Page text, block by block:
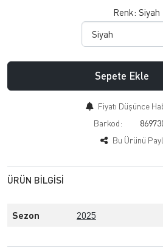
Renk: Siyah
Sepete Ekle
Fiyatı Düşünce
Barkod:
Bu Ürünü
ÜRÜN BILGISI
Sezon 2025